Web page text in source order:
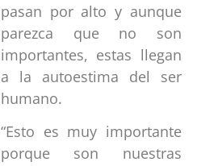
pasan por alto y aunque
parezca que no son
importantes, estas llegan
a la autoestima del ser
humano.
“Esto es muy importante
porque son nuestras